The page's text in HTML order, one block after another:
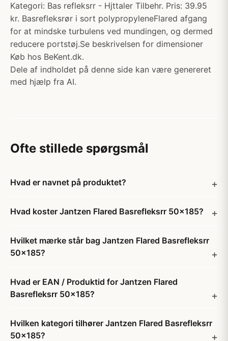
Kategori: Bas refleksrr - Hjttaler Tilbehr. Pris: 39.95
kr. Basrefleksrør i sort polypropyleneFlared afgang
for at mindske turbulens ved mundingen, og dermed
reducere portstøj.Se beskrivelsen for dimensioner
Køb hos BeKent.dk.
Dele af indholdet på denne side kan være genereret
med hjælp fra AI.
Ofte stillede spørgsmål
Hvad er navnet på produktet?
Hvad koster Jantzen Flared Basrefleksrr 50x185?
Hvilket mærke står bag Jantzen Flared Basrefleksrr
50x185?
Hvad er EAN / Produktid for Jantzen Flared
Basrefleksrr 50x185?
Hvilken kategori tilhører Jantzen Flared Basrefleksrr
50x185?